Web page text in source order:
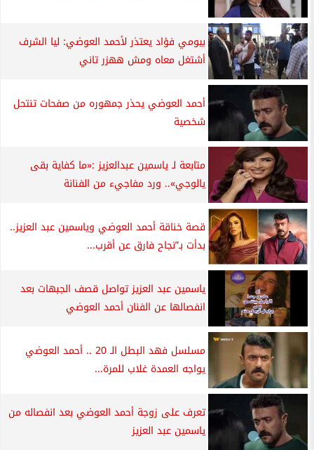
بيومي فؤاد يعتذر لأحمد العوضي: ليا الشرف
أشتغل معاه ومش ههزر تاني
أحمد العوضي يحذر جمهوره من صفحات تنتحل
شخصية
متابعة لـ ياسمين عبدالعزيز :«ما كفاية بقى
يالوجي».. ورد مفاجيء من الفنانة
قصة خناقة أحمد العوضي وياسمين عبد العزيز..
بدأت بـ”نجاح فارق عن أقرب...
ياسمين عبد العزيز تواصل قصف الجبهات بعد
انفصالها عن الفنان أحمد العوضي
مسلسل فهد البطل الـ 20 .. أحمد العوضي
يواجه العمدة غلاب للمرة...
تعرف على زوجة أحمد العوضي بعد انفصاله من
ياسمين عبد العزيز